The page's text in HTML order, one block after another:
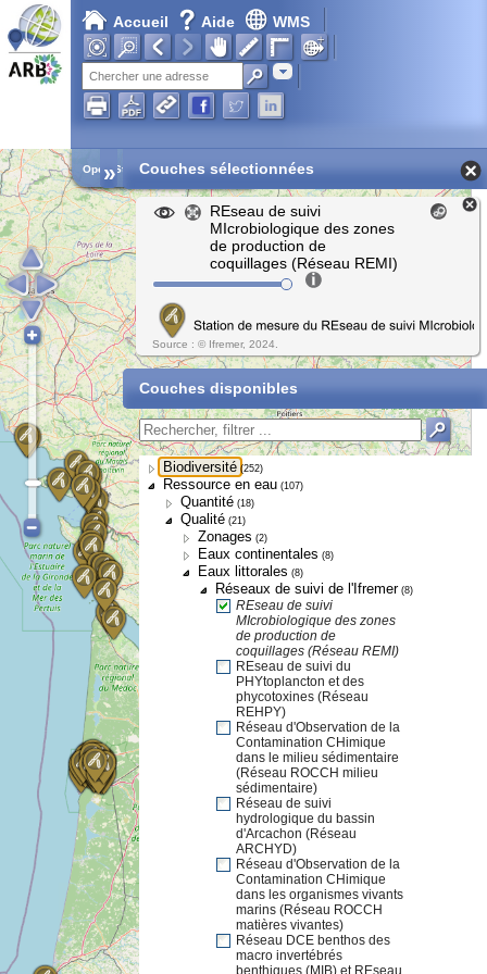
Accueil Aide WMS
Adresse
Open Street Map
» Couches sélectionnées
REseau de suivi
MIcrobiologique des zones
de production de
coquillages (Réseau REMI)
Source : © Ifremer, 2024.
Couches disponibles
Biodiversité (252)
Ressource en eau (107)
Quantité (18)
Qualité (21)
Zonages (2)
Eaux continentales (8)
Eaux littorales (8)
Réseaux de suivi de l'Ifremer (8)
REseau de suivi
MIcrobiologique des zones
de production de
coquillages (Réseau REMI)
REseau de suivi du
PHYtoplancton et des
phycotoxines (Réseau
REHPY)
Réseau d'Observation de la
Contamination CHimique
dans le milieu sédimentaire
(Réseau ROCCH milieu
sédimentaire)
Réseau de suivi
hydrologique du bassin
d'Arcachon (Réseau
ARCHYD)
Réseau d'Observation de la
Contamination CHimique
dans les organismes vivants
marins (Réseau ROCCH
matières vivantes)
Réseau DCE benthos des
macro invertébrés
benthiques (MIB) et REseau